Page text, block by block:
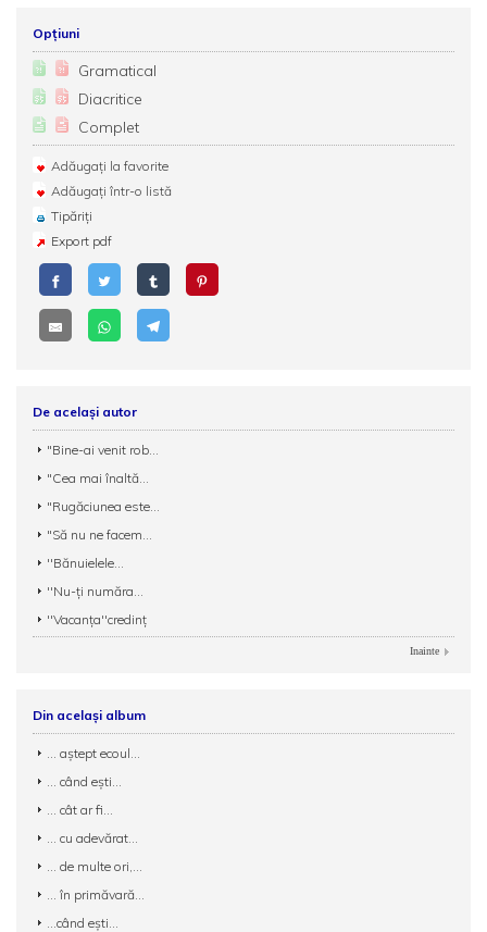
Opțiuni
Gramatical
Diacritice
Complet
Adăugați la favorite
Adăugați într-o listă
Tipăriți
Export pdf
De același autor
"Bine-ai venit rob...
"Cea mai înaltă...
"Rugăciunea este...
"Să nu ne facem...
''Bănuielele...
''Nu-ți număra...
''Vacanța''credinț
Inainte
Din același album
... aștept ecoul...
... când eşti...
... cât ar fi...
... cu adevărat...
... de multe ori,...
... în primăvară...
...când eşti...